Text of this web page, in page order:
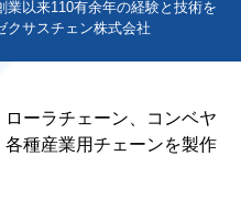
業以来110有余年の経験と技術を
クサスチェン株式会社
ーラチェーン、コンベヤ
種産業用チェーンを製作